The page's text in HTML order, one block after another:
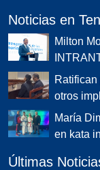
Noticias en
Milton
otros
María
en kata
Últimas